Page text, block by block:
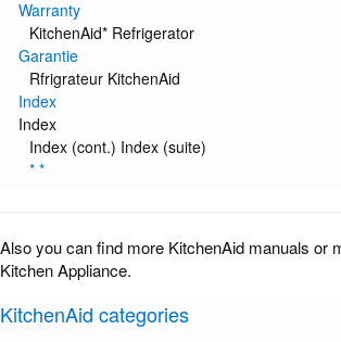
Warranty
KitchenAid* Refrigerator
Garantie
Rfrigrateur KitchenAid
Index
Index
Index (cont.) Index (suite)
* *
Also you can find more KitchenAid manuals or
Kitchen Appliance.
KitchenAid categories